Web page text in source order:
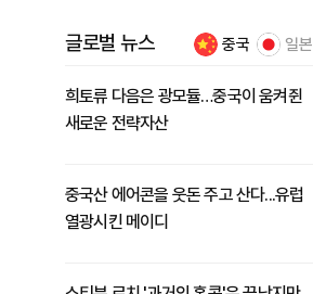
글로벌 뉴스 중국 일본
희토류 다음은 광모듈…중국이 움켜쥔
새로운 전략자산
중국산 에어콘을 웃돈 주고 산다...유럽
열광시킨 메이디